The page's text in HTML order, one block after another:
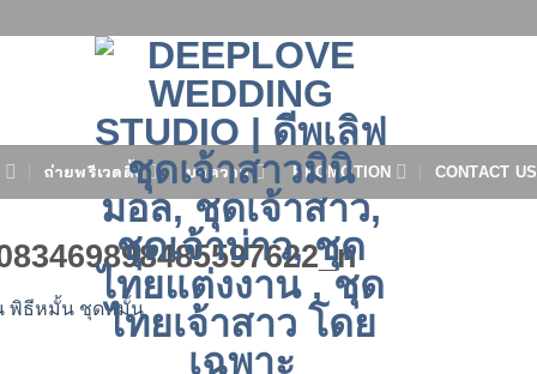
ถ่ายพรีเวดดิ้ง บทความ PROMOTION CONTACT US
พิธีหมั้น ชุดหมั้น